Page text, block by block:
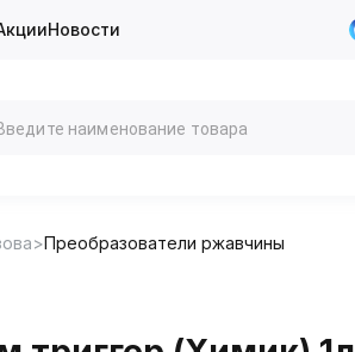
Новости
Преобразователи ржавчины